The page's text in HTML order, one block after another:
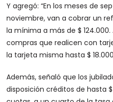
Y agregó: “En los meses de
noviembre, van a cobrar un
la mínima a más de $
compras que realicen con
la tarjeta misma hasta $
Además, señaló que los
disposición créditos de hasta